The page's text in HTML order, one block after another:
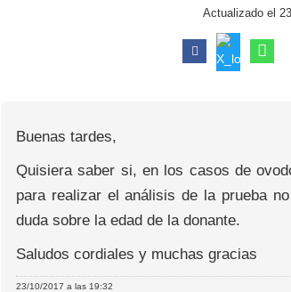
Actualizado el
Buenas tardes,
Quisiera saber si, en los casos de
para realizar el análisis de la prueba
duda sobre la edad de la donante.
Saludos cordiales y muchas gracias
23/10/2017 a las 19:32